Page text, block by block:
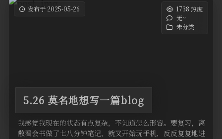
发布于 2025-05-26
1738 热度
无~
未分类
5.26 莫名地想写一篇blog
我感觉我现在的状态有点复杂，不知道怎么形容。要复习，离
散看会书做了七八分钟笔记，就又开始玩手机，反反复复地进